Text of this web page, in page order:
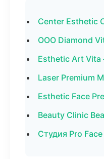
Center Esthetic
ООО Diamond
Esthetic Art
Laser Premium
Esthetic Face
Beauty Clinic
Студия Pro